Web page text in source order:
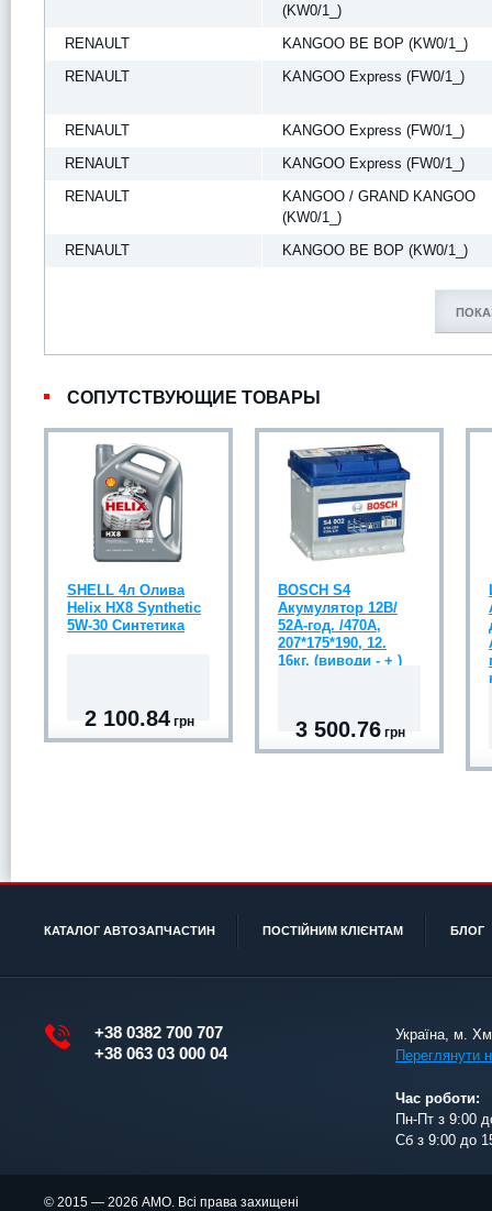
(KW0/1_)
RENAULT
KANGOO BE BOP (KW0/1_)
RENAULT
KANGOO Express (FW0/1_)
RENAULT
KANGOO Express (FW0/1_)
RENAULT
KANGOO Express (FW0/1_)
RENAULT
KANGOO / GRAND KANGOO
(KW0/1_)
RENAULT
KANGOO BE BOP (KW0/1_)
СОПУТСТВУЮЩИЕ ТОВАРЫ
SHELL 4л Олива
Helix HX8 Synthetic
5W-30 Синтетика
2 100.84 грн
BOSCH S4
Акумулятор 12В/
52А-год. /470А,
207*175*190, 12.
16кг, (виводи - + )
3 500.76 грн
КАТАЛОГ АВТОЗАПЧАСТИН ПОСТІЙНИМ КЛІЄНТАМ БЛОГ
+38 0382 700 707
+38 063 03 000 04
Україна, м.
Переглянути
Час роботи:
Пн-Пт з 9:00
Сб з 9:00 до
© 2015 — 2026 АМО. Всі права захищені